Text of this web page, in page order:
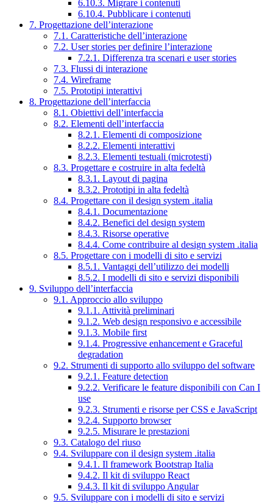
6.10.3. Migrare i contenuti
6.10.4. Pubblicare i contenuti
7. Progettazione dell’interazione
7.1. Caratteristiche dell’interazione
7.2. User stories per definire l’interazione
7.2.1. Differenza tra scenari e user stories
7.3. Flussi di interazione
7.4. Wireframe
7.5. Prototipi interattivi
8. Progettazione dell’interfaccia
8.1. Obiettivi dell’interfaccia
8.2. Elementi dell’interfaccia
8.2.1. Elementi di composizione
8.2.2. Elementi interattivi
8.2.3. Elementi testuali (microtesti)
8.3. Progettare e costruire in alta fedeltà
8.3.1. Layout di pagina
8.3.2. Prototipi in alta fedeltà
8.4. Progettare con il design system .italia
8.4.1. Documentazione
8.4.2. Benefici del design system
8.4.3. Risorse operative
8.4.4. Come contribuire al design system .italia
8.5. Progettare con i modelli di sito e servizi
8.5.1. Vantaggi dell’utilizzo dei modelli
8.5.2. I modelli di sito e servizi disponibili
9. Sviluppo dell’interfaccia
9.1. Approccio allo sviluppo
9.1.1. Attività preliminari
9.1.2. Web design responsivo e accessibile
9.1.3. Mobile first
9.1.4. Progressive enhancement e Graceful
degradation
9.2. Strumenti di supporto allo sviluppo del software
9.2.1. Feature detection
9.2.2. Verificare le feature disponibili con Can I
use
9.2.3. Strumenti e risorse per CSS e JavaScript
9.2.4. Supporto browser
9.2.5. Misurare le prestazioni
9.3. Catalogo del riuso
9.4. Sviluppare con il design system .italia
9.4.1. Il framework Bootstrap Italia
9.4.2. Il kit di sviluppo React
9.4.3. Il kit di sviluppo Angular
9.5. Sviluppare con i modelli di sito e servizi